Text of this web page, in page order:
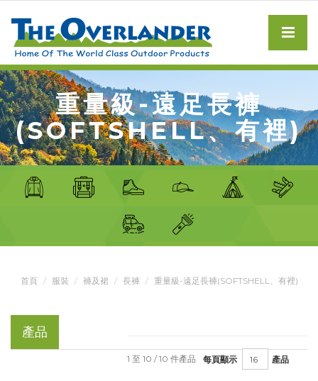
重量級-遠足長褲
(SOFTSHELL、有裡)
首頁 服裝 褲及裙 長褲 重量級-遠足長褲(SOFTSHELL、有裡)
產品
每頁顯示 產品
1 至 10 / 10 件產品